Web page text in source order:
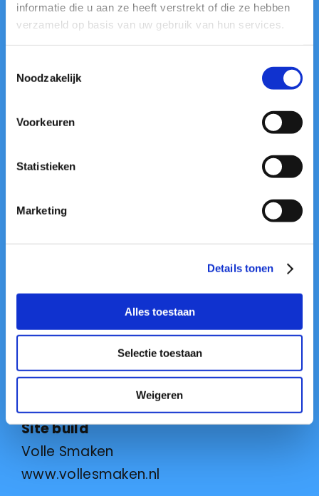
informatie die u aan ze heeft verstrekt of die ze hebben
verzameld op basis van uw gebruik van hun services.
Noodzakelijk
Voorkeuren
Statistieken
Marketing
Details tonen
Alles toestaan
Selectie toestaan
Weigeren
Rotem
Gerad
Contact
Contact
wheresdillie@gmail.com
Site build
Volle Smaken
www.vollesmaken.nl